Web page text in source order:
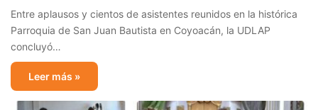
Entre aplausos y cientos de asistentes reunidos en la histórica
Parroquia de San Juan Bautista en Coyoacán, la UDLAP
concluyó…
Leer más »